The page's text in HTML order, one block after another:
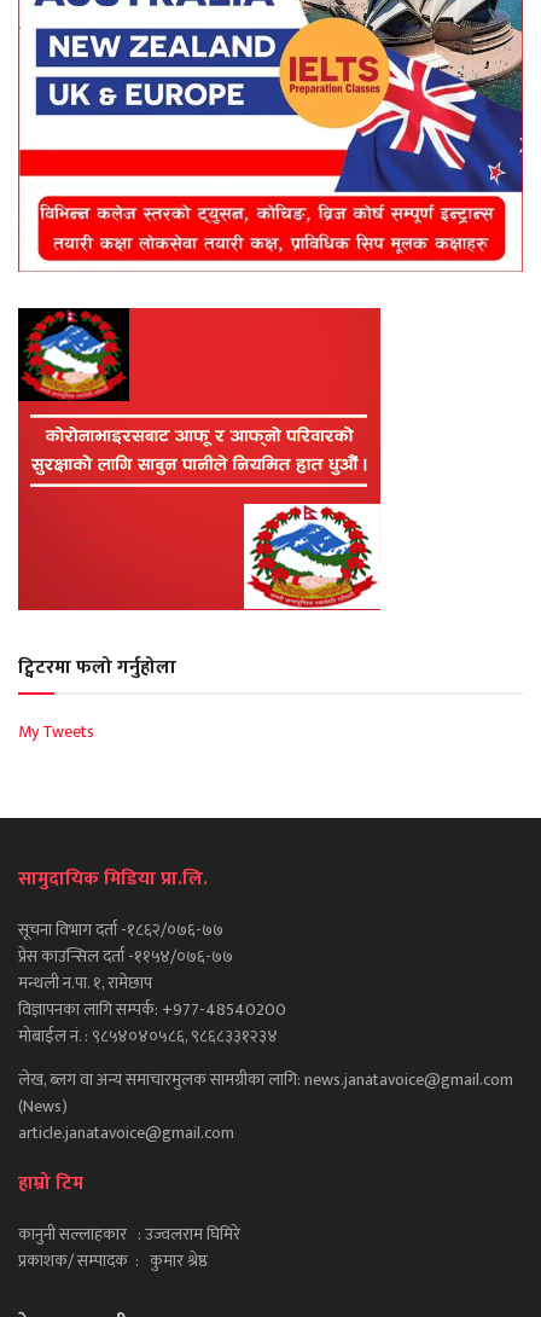
ट्विटरमा फलो गर्नुहोला
My Tweets
सामुदायिक मिडिया प्रा.लि.
सूचना विभाग दर्ता -१८६२/०७६-७७
प्रेस काउन्सिल दर्ता -११५४/०७६-७७
मन्थली न.पा. १, रामेछाप
विज्ञापनका लागि सम्पर्क: +977-48540200
मोबाईल नं. : ९८५४०४०५८६, ९८६८३३१२३४
लेख, ब्लग वा अन्य समाचारमुलक सामग्रीका लागि: news.janatavoice@gmail.com
(News)
article.janatavoice@gmail.com
हाम्रो टिम
कानुनी सल्लाहकार : उज्वलराम घिमिरे
प्रकाशक/ सम्पादक : कुमार श्रेष्ठ